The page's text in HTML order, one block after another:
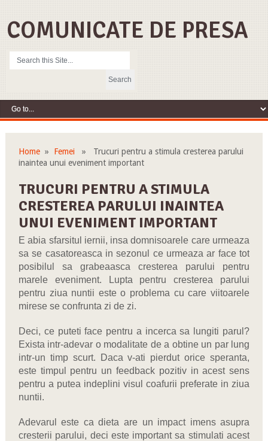
COMUNICATE DE PRESA
Home» Femei» Trucuri pentru a stimula cresterea parului
inaintea unui eveniment important
TRUCURI PENTRU A STIMULA
CRESTEREA PARULUI INAINTEA
UNUI EVENIMENT IMPORTANT
E abia sfarsitul iernii, insa domnisoarele care urmeaza
sa se casatoreasca in sezonul ce urmeaza ar face tot
posibilul sa grabeaasca cresterea parului pentru
marele eveniment. Lupta pentru cresterea parului
pentru ziua nuntii este o problema cu care viitoarele
mirese se confrunta zi de zi.
Deci, ce puteti face pentru a incerca sa lungiti parul?
Exista intr-adevar o modalitate de a obtine un par lung
intr-un timp scurt. Daca v-ati pierdut orice speranta,
este timpul pentru un feedback pozitiv in acest sens
pentru a putea indeplini visul coafurii preferate in ziua
nuntii.
Adevarul este ca dieta are un impact imens asupra
cresterii parului, deci este important sa stimulati acest